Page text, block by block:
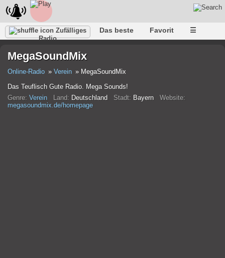
Zufälliges
Radio
Das beste Favorit ☰
MegaSoundMix
Online-Radio Verein
MegaSoundMix
Das Teuflisch Gute Radio. Mega Sounds!
Genre: Verein Land: Deutschland Stadt: Bayern Website:
megasoundmix.de/homepage